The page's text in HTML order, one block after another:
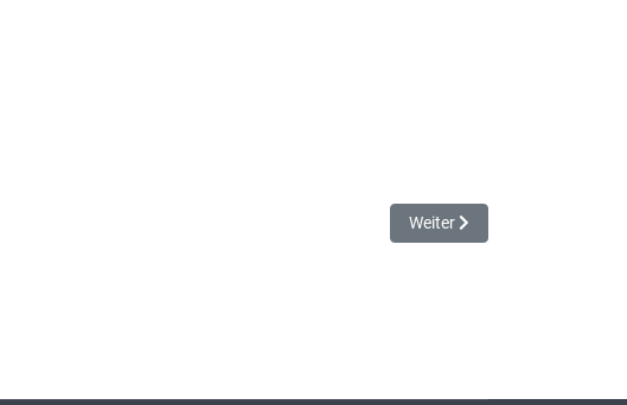
Nächster Beitrag: SBT 400
Weiter